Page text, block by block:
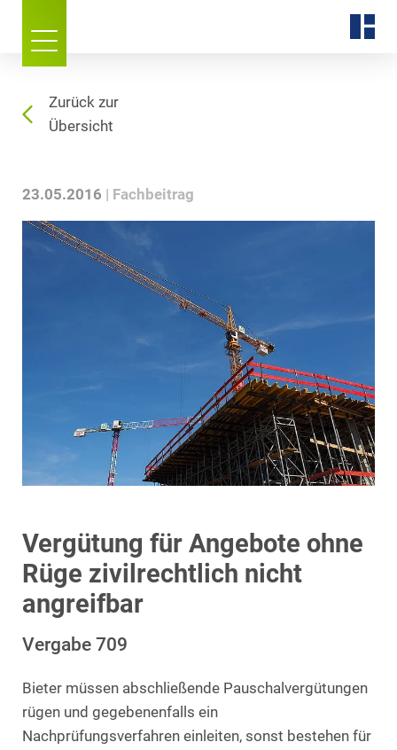
Zurück zur
Übersicht
23.05.2016 Fachbeitrag
Vergütung für Angebote ohne
Rüge zivilrechtlich nicht
angreifbar
Vergabe 709
Bieter müssen abschließende Pauschalvergütungen
rügen und gegebenenfalls ein
Nachprüfungsverfahren einleiten, sonst bestehen für